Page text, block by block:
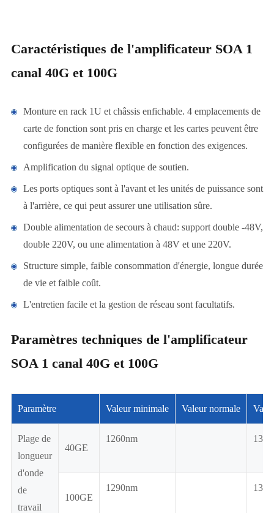
Caractéristiques de l'amplificateur SOA 1
canal 40G et 100G
Monture en rack 1U et châssis enfichable. 4 emplacements de
carte de fonction sont pris en charge et les cartes peuvent être
configurées de manière flexible en fonction des exigences.
Amplification du signal optique de soutien.
Les ports optiques sont à l'avant et les unités de puissance sont
à l'arrière, ce qui peut assurer une utilisation sûre.
Double alimentation de secours à chaud: support double -48V,
double 220V, ou une alimentation à 48V et une 220V.
Structure simple, faible consommation d'énergie, longue durée
de vie et faible coût.
L'entretien facile et la gestion de réseau sont facultatifs.
Paramètres techniques de l'amplificateur
SOA 1 canal 40G et 100G
Paramètre Valeur minimale Valeur normale
Plage de
longueur
d'onde
de
travail
40GE
1260nm
100GE
1290nm